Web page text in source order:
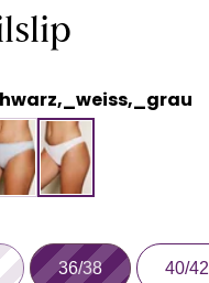
36/38 40/42